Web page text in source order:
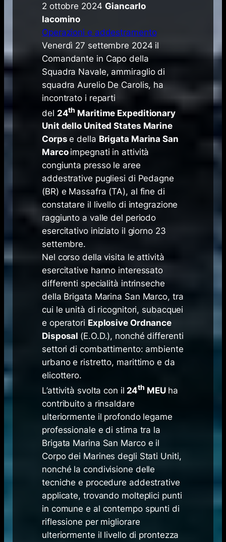
2 ottobre 2024 Giancarlo
Iacomino
Operazioni e addestramento
​Venerdì 27 settembre 2024 il
Comandante in Capo della
Squadra Navale, ammiraglio di
squadra Aurelio De Carolis, ha
incontrato i reparti
del 24th Maritime Expeditionary
Unit dello United States Marine
Corpse della Brigata Marina San
Marco impegnati in attività
congiunta presso le aree
addestrative pugliesi di Pedagne
(BR) e Massafra (TA), al fine di
constatare il livello di integrazione
raggiunto a valle del periodo
esercitativo iniziato il giorno 23
settembre.
Nel corso della visita le attività
esercitative hanno interessato
differenti specialità intrinseche
della Brigata Marina San Marco, tra
cui le unità di ricognitori, subacquei
e operatori Explosive Ordnance
Disposal (E.O.D.), nonché differenti
settori di combattimento: ambiente
urbano e ristretto, marittimo e da
elicottero.
L’attività svolta con il 24th MEU ha
contribuito a rinsaldare
ulteriormente il profondo legame
professionale e di stima tra la
Brigata Marina San Marco e il
Corpo dei Marines degli Stati Uniti,
nonché la condivisione delle
tecniche e procedure addestrative
applicate, trovando molteplici punti
in comune e al contempo spunti di
riflessione per migliorare
ulteriormente il livello di prontezza